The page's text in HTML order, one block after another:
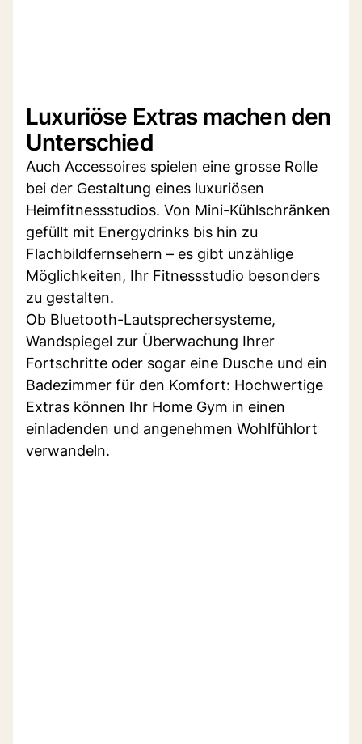
Luxuriöse Extras machen den
Unterschied
Auch Accessoires spielen eine grosse Rolle
bei der Gestaltung eines luxuriösen
Heimfitnessstudios. Von Mini-Kühlschränken
gefüllt mit Energydrinks bis hin zu
Flachbildfernsehern – es gibt unzählige
Möglichkeiten, Ihr Fitnessstudio besonders
zu gestalten.
Ob Bluetooth-Lautsprechersysteme,
Wandspiegel zur Überwachung Ihrer
Fortschritte oder sogar eine Dusche und ein
Badezimmer für den Komfort: Hochwertige
Extras können Ihr Home Gym in einen
einladenden und angenehmen Wohlfühlort
verwandeln.